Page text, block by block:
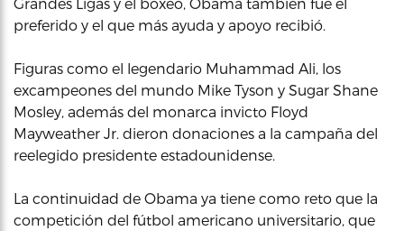
preferido y el que más ayuda y apoyo recibió.
Figuras como el legendario Muhammad Ali, los
excampeones del mundo Mike Tyson y Sugar Shane
Mosley, además del monarca invicto Floyd
Mayweather Jr. dieron donaciones a la campaña del
reelegido presidente estadounidense.
La continuidad de Obama ya tiene como reto que la
competición del fútbol americano universitario, que